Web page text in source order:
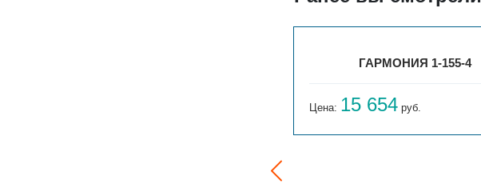
ГАРМОНИЯ 1-155-4
Цена: 15 654 руб.